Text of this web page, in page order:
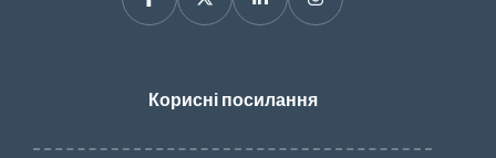
Корисні посилання